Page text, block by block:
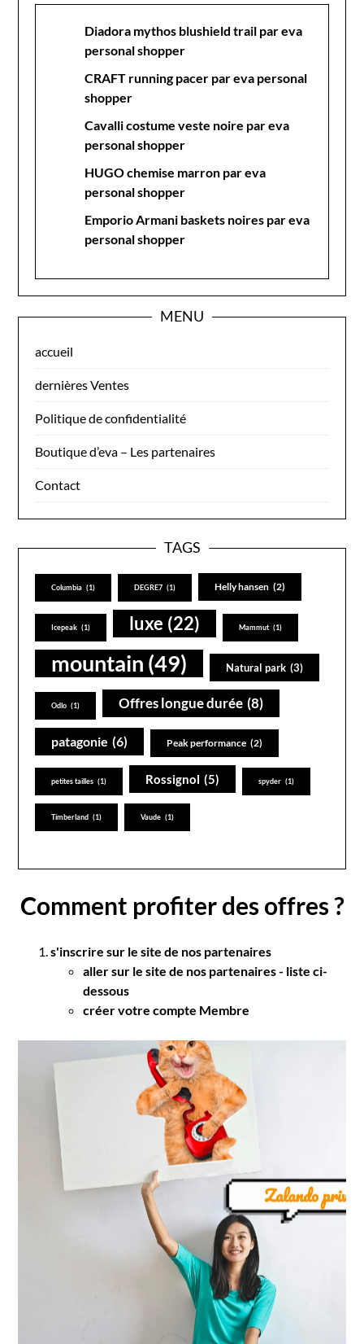
Diadora mythos blushield trail par eva
personal shopper
CRAFT running pacer par eva personal
shopper
Cavalli costume veste noire par eva
personal shopper
HUGO chemise marron par eva
personal shopper
Emporio Armani baskets noires par eva
personal shopper
MENU
accueil
dernières Ventes
Politique de confidentialité
Boutique d’eva – Les partenaires
Contact
TAGS
Columbia (1) DEGRE7 (1) Helly hansen (2)
Icepeak (1) luxe (22) Mammut (1)
mountain (49) Natural park (3)
Odlo (1) Offres longue durée (8)
patagonie (6) Peak performance (2)
petites tailles (1) Rossignol (5) spyder (1)
Timberland (1) Vaude (1)
Comment profiter des offres ?
s'inscrire sur le site de nos partenaires
aller sur le site de nos partenaires - liste ci-
dessous
créer votre compte Membre
se connecter au site: ekosport.fr